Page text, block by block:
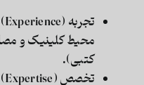
تجربه (Experience):
محیط کلینیک و
کتبی).
تخصص (Expertise):